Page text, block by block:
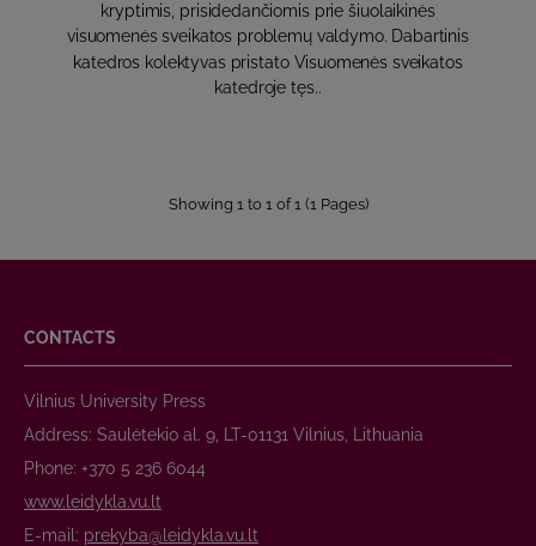
kryptimis, prisidedančiomis prie šiuolaikinės
visuomenės sveikatos problemų valdymo. Dabartinis
katedros kolektyvas pristato Visuomenės sveikatos
katedroje tęs..
Showing 1 to 1 of 1 (1 Pages)
CONTACTS
Vilnius University Press
Address: Saulėtekio al. 9, LT-01131 Vilnius, Lithuania
Phone: +370 5 236 6044
www.leidykla.vu.lt
E-mail: prekyba@leidykla.vu.lt